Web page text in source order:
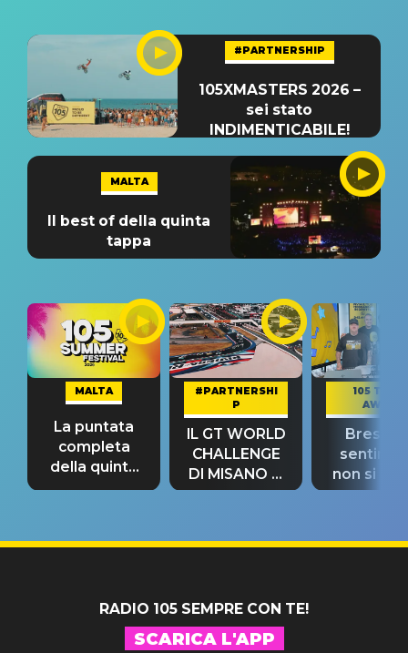
#PARTNERSHIP
105XMASTERS 2026 –
sei stato
INDIMENTICABILE!
MALTA
Il best of della quinta
tappa
MALTA
La puntata
completa
della quinta
tappa
#PARTNERSHI
P
IL GT WORLD
CHALLENGE
DI MISANO si
riconferma
105 TAKE
AWAY
Bresh:
non si
fino alla
RADIO 105 SEMPRE CON TE!
SCARICA L'APP